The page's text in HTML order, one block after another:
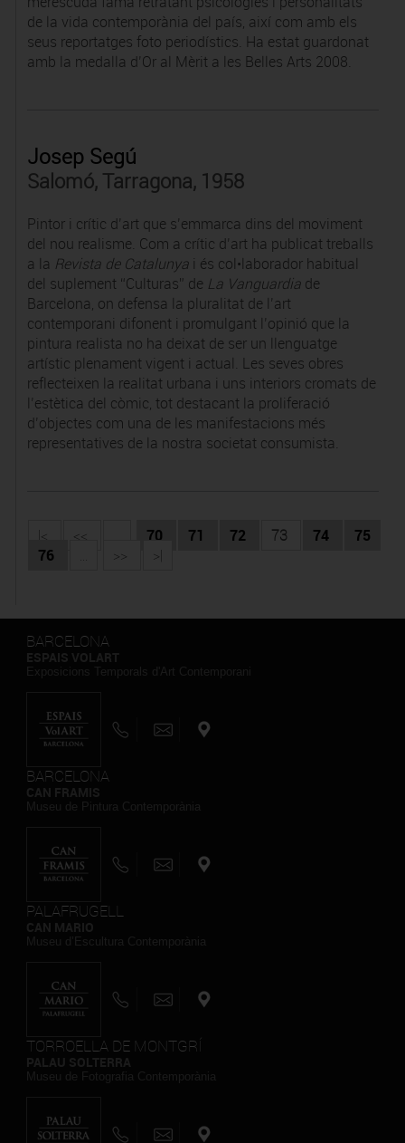
de la vida contemporània del país, així com amb els
seus reportatges foto periodístics. Ha estat guardonat
amb la medalla d’Or al Mèrit a les Belles Arts 2008.
Josep Segú
Salomó, Tarragona, 1958
Pintor i crític d’art que s’emmarca dins del moviment
del nou realisme. Com a crític d’art ha publicat treballs
a la Revista de Catalunyai és col•laborador habitual
del suplement “Culturas” de La Vanguardiade
Barcelona, on defensa la pluralitat de l’art
contemporani difonent i promulgant l’opinió que la
pintura realista no ha deixat de ser un llenguatge
artístic plenament vigent i actual. Les seves obres
reflecteixen la realitat urbana i uns interiors cromats de
l’estètica del còmic, tot destacant la proliferació
d’objectes com una de les manifestacions més
representatives de la nostra societat consumista.
|< << 70 71 72 73 74
75
76
... >> >|
BARCELONA
BARCELONA
PALAFRUGELL
TORROELLA DE MONTGRÍ